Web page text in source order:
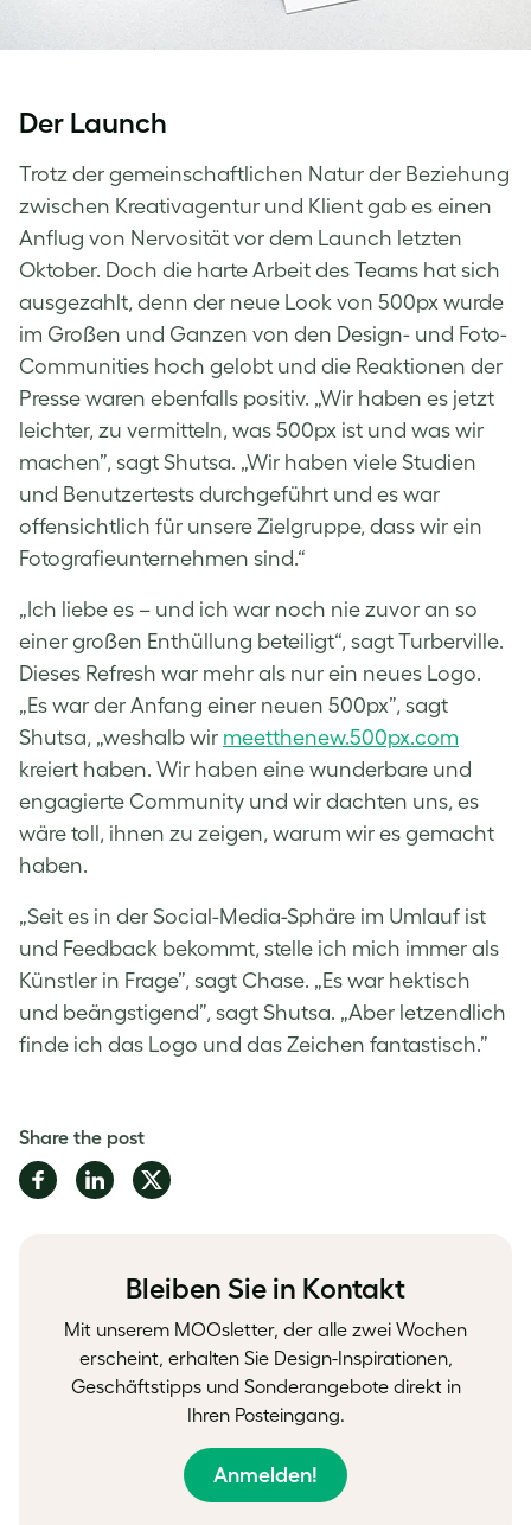
Der Launch
Trotz der gemeinschaftlichen Natur der Beziehung
zwischen Kreativagentur und Klient gab es einen
Anflug von Nervosität vor dem Launch letzten
Oktober. Doch die harte Arbeit des Teams hat sich
ausgezahlt, denn der neue Look von 500px wurde
im Großen und Ganzen von den Design- und Foto-
Communities hoch gelobt und die Reaktionen der
Presse waren ebenfalls positiv. „Wir haben es jetzt
leichter, zu vermitteln, was 500px ist und was wir
machen”, sagt Shutsa. „Wir haben viele Studien
und Benutzertests durchgeführt und es war
offensichtlich für unsere Zielgruppe, dass wir ein
Fotografieunternehmen sind.“
„Ich liebe es – und ich war noch nie zuvor an so
einer großen Enthüllung beteiligt“, sagt Turberville.
Dieses Refresh war mehr als nur ein neues Logo.
„Es war der Anfang einer neuen 500px”, sagt
Shutsa, „weshalb wir meetthenew.500px.com
kreiert haben. Wir haben eine wunderbare und
engagierte Community und wir dachten uns, es
wäre toll, ihnen zu zeigen, warum wir es gemacht
haben.
„Seit es in der Social-Media-Sphäre im Umlauf ist
und Feedback bekommt, stelle ich mich immer als
Künstler in Frage”, sagt Chase. „Es war hektisch
und beängstigend”, sagt Shutsa. „Aber letzendlich
finde ich das Logo und das Zeichen fantastisch.”
Share the post
Share
on
Share
on
Share
on
Bleiben Sie in Kontakt
Mit unserem MOOsletter, der alle zwei Wochen
erscheint, erhalten Sie Design-Inspirationen,
Geschäftstipps und Sonderangebote direkt in
Ihren Posteingang.
Anmelden!